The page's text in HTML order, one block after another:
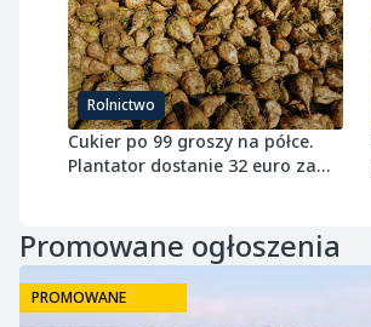
Rolnictwo
Cukier po 99 groszy na półce.
Plantator dostanie 32 euro za
Promowane ogłoszenia
PROMOWANE